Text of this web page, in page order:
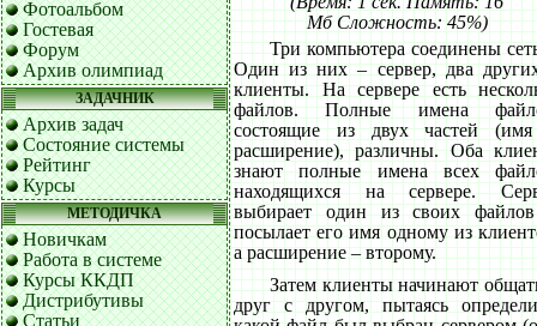
Фотоальбом
Гостевая
Форум
Архив олимпиад
ЗАДАЧНИК
Архив задач
Состояние системы
Рейтинг
Курсы
МЕТОДИЧКА
Новичкам
Работа в системе
Курсы ККДП
Дистрибутивы
Статьи
Мб Сложность: 45%)
Три компьютера соединены
Один из них – сервер, два
клиенты. На сервере есть
файлов. Полные имена
состоящие из двух частей
расширение), различны. Оба
знают полные имена всех
находящихся на сервере.
выбирает один из своих
посылает его имя одному из
а расширение – второму.
Затем клиенты начинают
друг с другом, пытаясь